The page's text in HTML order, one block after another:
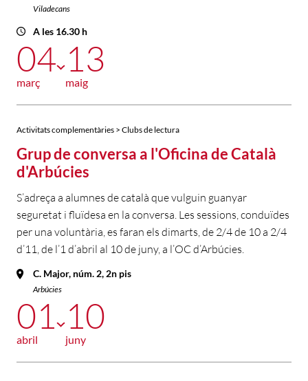
Viladecans
A les 16.30 h
04
març
13
maig
Activitats complementàries > Clubs de lectura
Grup de conversa a l'Oficina de Català
d'Arbúcies
S’adreça a alumnes de català que vulguin guanyar
seguretat i fluïdesa en la conversa. Les sessions, conduïdes
per una voluntària, es faran els dimarts, de 2/4 de 10 a 2/4
d’11, de l’1 d’abril al 10 de juny, a l’OC d’Arbúcies.
C. Major, núm. 2, 2n pis
Arbúcies
01
abril
10
juny